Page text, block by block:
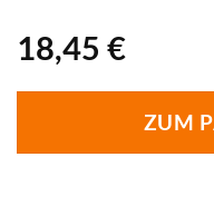
18,45 €
ZUM